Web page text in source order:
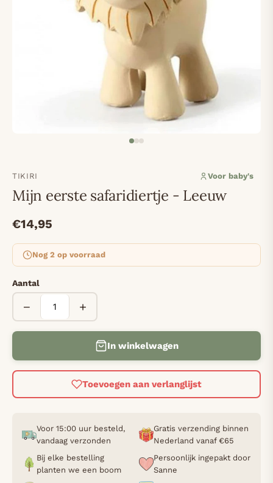
TIKIRI Voor baby's
Mijn eerste safaridiertje - Leeuw
€14,95
Nog 2 op voorraad
Aantal
− +
In winkelwagen
Toevoegen aan verlanglijst
Voor 15:00 uur besteld,
vandaag verzonden
Gratis verzending binnen
Nederland vanaf €65
Bij elke bestelling
planten we een boom
Persoonlijk ingepakt door
Sanne